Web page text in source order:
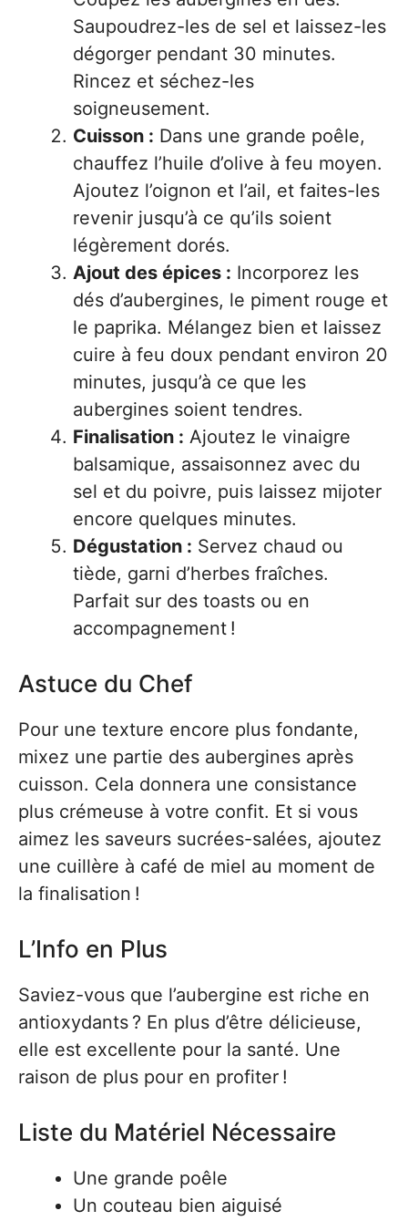
Saupoudrez-les de sel et laissez-les
dégorger pendant 30 minutes.
Rincez et séchez-les
soigneusement.
Cuisson : Dans une grande poêle,
chauffez l’huile d’olive à feu moyen.
Ajoutez l’oignon et l’ail, et faites-les
revenir jusqu’à ce qu’ils soient
légèrement dorés.
Ajout des épices : Incorporez les
dés d’aubergines, le piment rouge et
le paprika. Mélangez bien et laissez
cuire à feu doux pendant environ 20
minutes, jusqu’à ce que les
aubergines soient tendres.
Finalisation : Ajoutez le vinaigre
balsamique, assaisonnez avec du
sel et du poivre, puis laissez mijoter
encore quelques minutes.
Dégustation : Servez chaud ou
tiède, garni d’herbes fraîches.
Parfait sur des toasts ou en
accompagnement !
Astuce du Chef
Pour une texture encore plus fondante,
mixez une partie des aubergines après
cuisson. Cela donnera une consistance
plus crémeuse à votre confit. Et si vous
aimez les saveurs sucrées-salées, ajoutez
une cuillère à café de miel au moment de
la finalisation !
L’Info en Plus
Saviez-vous que l’aubergine est riche en
antioxydants ? En plus d’être délicieuse,
elle est excellente pour la santé. Une
raison de plus pour en profiter !
Liste du Matériel Nécessaire
Une grande poêle
Un couteau bien aiguisé